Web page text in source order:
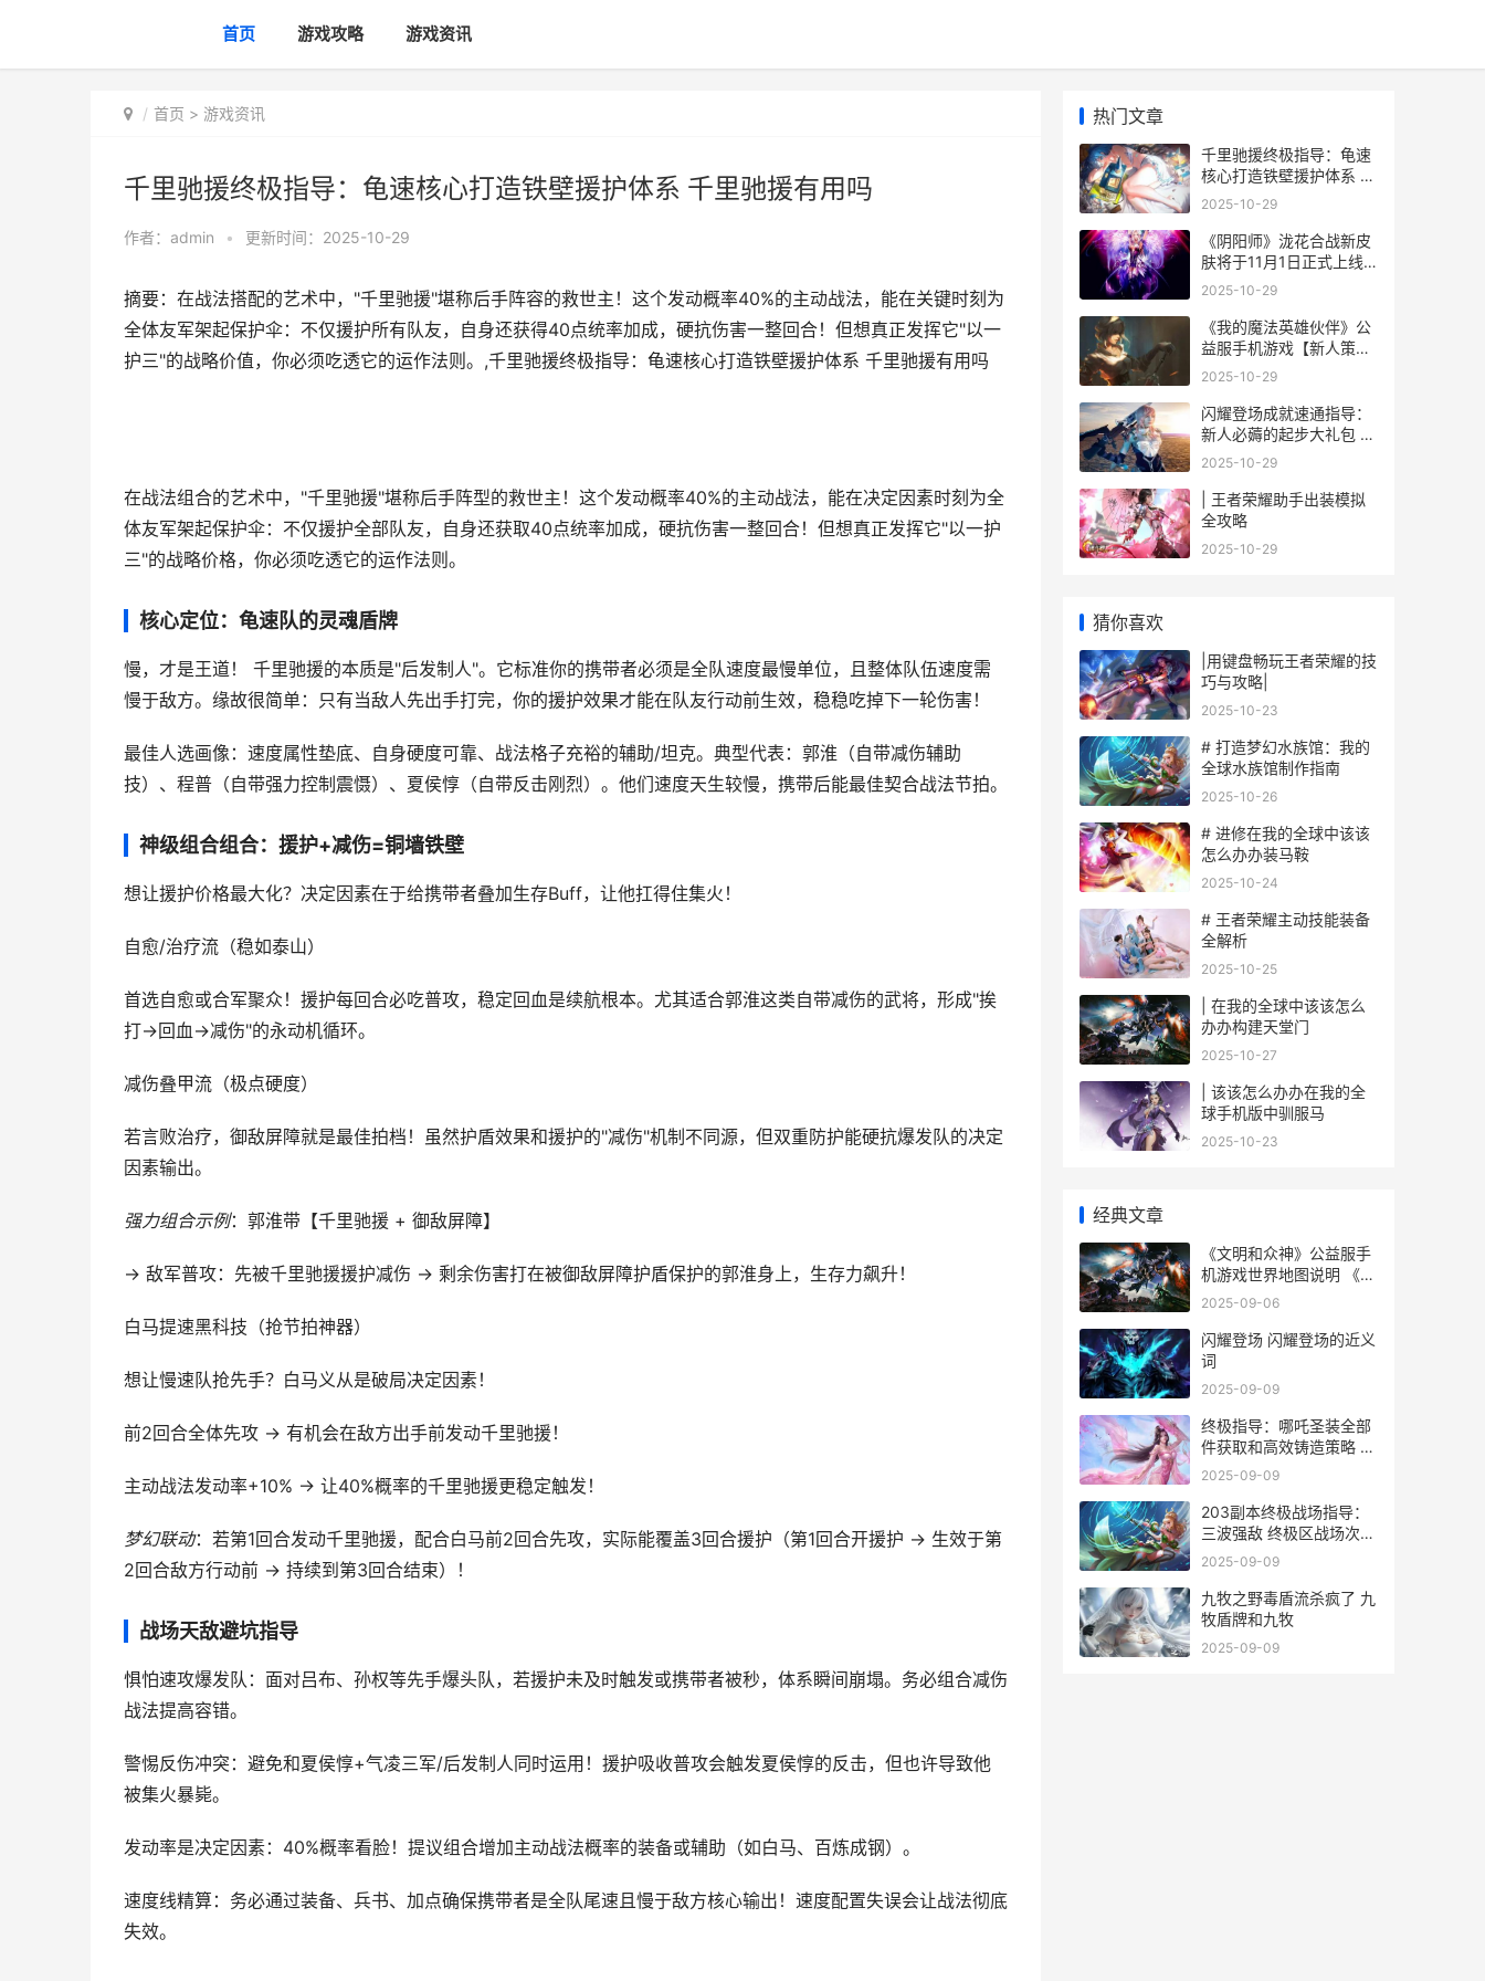
首页 游戏攻略 游戏资讯
首页 > 游戏资讯
千里驰援终极指导：龟速核心打造铁壁援护体系 千里驰援有用吗
作者： admin • 更新时间：2025-10-29
摘要：在战法搭配的艺术中，"千里驰援"堪称后手阵容的救世主！这个发动概率40%的主动战法，能在关键时刻为
全体友军架起保护伞：不仅援护所有队友，自身还获得40点统率加成，硬抗伤害一整回合！但想真正发挥它"以一
护三"的战略价值，你必须吃透它的运作法则。,千里驰援终极指导：龟速核心打造铁壁援护体系 千里驰援有用吗
在战法组合的艺术中，"千里驰援"堪称后手阵型的救世主！这个发动概率40%的主动战法，能在决定因素时刻为全
体友军架起保护伞：不仅援护全部队友，自身还获取40点统率加成，硬抗伤害一整回合！但想真正发挥它"以一护
三"的战略价格，你必须吃透它的运作法则。
核心定位：龟速队的灵魂盾牌
慢，才是王道！ 千里驰援的本质是"后发制人"。它标准你的携带者必须是全队速度最慢单位，且整体队伍速度需
慢于敌方。缘故很简单：只有当敌人先出手打完，你的援护效果才能在队友行动前生效，稳稳吃掉下一轮伤害！
最佳人选画像：速度属性垫底、自身硬度可靠、战法格子充裕的辅助/坦克。典型代表：郭淮（自带减伤辅助
技）、程普（自带强力控制震慑）、夏侯惇（自带反击刚烈）。他们速度天生较慢，携带后能最佳契合战法节拍。
神级组合组合：援护+减伤=铜墙铁壁
想让援护价格最大化？决定因素在于给携带者叠加生存Buff，让他扛得住集火！
自愈/治疗流（稳如泰山）
首选自愈或合军聚众！援护每回合必吃普攻，稳定回血是续航根本。尤其适合郭淮这类自带减伤的武将，形成"挨
打→回血→减伤"的永动机循环。
减伤叠甲流（极点硬度）
若言败治疗，御敌屏障就是最佳拍档！虽然护盾效果和援护的"减伤"机制不同源，但双重防护能硬抗爆发队的决定
因素输出。
强力组合示例：郭淮带【千里驰援 + 御敌屏障】
→ 敌军普攻：先被千里驰援援护减伤 → 剩余伤害打在被御敌屏障护盾保护的郭淮身上，生存力飙升！
白马提速黑科技（抢节拍神器）
想让慢速队抢先手？白马义从是破局决定因素！
前2回合全体先攻 → 有机会在敌方出手前发动千里驰援！
主动战法发动率+10% → 让40%概率的千里驰援更稳定触发！
梦幻联动：若第1回合发动千里驰援，配合白马前2回合先攻，实际能覆盖3回合援护（第1回合开援护 → 生效于第
2回合敌方行动前 → 持续到第3回合结束）！
战场天敌避坑指导
惧怕速攻爆发队：面对吕布、孙权等先手爆头队，若援护未及时触发或携带者被秒，体系瞬间崩塌。务必组合减伤
战法提高容错。
警惕反伤冲突：避免和夏侯惇+气凌三军/后发制人同时运用！援护吸收普攻会触发夏侯惇的反击，但也许导致他
被集火暴毙。
发动率是决定因素：40%概率看脸！提议组合增加主动战法概率的装备或辅助（如白马、百炼成钢）。
速度线精算：务必通过装备、兵书、加点确保携带者是全队尾速且慢于敌方核心输出！速度配置失误会让战法彻底
失效。
热门文章
千里驰援终极指导：龟速
核心打造铁壁援护体系 千
里驰援有用吗
2025-10-29
《阴阳师》泷花合战新皮
肤将于11月1日正式上线
阴阳师泷夜曲在线播放
2025-10-29
《我的魔法英雄伙伴》公
益服手机游戏【新人策
略】战力培养 我的魔法时
2025-10-29
闪耀登场成就速通指导：
新人必薅的起步大礼包 闪
耀的出场
2025-10-29
| 王者荣耀助手出装模拟
全攻略
2025-10-29
猜你喜欢
|用键盘畅玩王者荣耀的技
巧与攻略|
2025-10-23
# 打造梦幻水族馆：我的
全球水族馆制作指南
2025-10-26
# 进修在我的全球中该该
怎么办办装马鞍
2025-10-24
# 王者荣耀主动技能装备
全解析
2025-10-25
| 在我的全球中该该怎么
办办构建天堂门
2025-10-27
| 该该怎么办办在我的全
球手机版中驯服马
2025-10-23
经典文章
《文明和众神》公益服手
机游戏世界地图说明 《文
明和众神》在线阅读
2025-09-06
闪耀登场 闪耀登场的近义
词
2025-09-09
终极指导：哪吒圣装全部
件获取和高效铸造策略 哪
吒终结者致敬
2025-09-09
203副本终极战场指导：
三波强敌 终极区战场次数
奖励
2025-09-09
九牧之野毒盾流杀疯了 九
牧盾牌和九牧
2025-09-09